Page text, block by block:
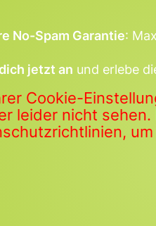
No-Spam Garantie:
jetzt an und erlebe
Cookie-
leider nicht